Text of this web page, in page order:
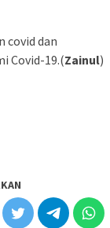
covid dan
Covid-19.(Zainul)